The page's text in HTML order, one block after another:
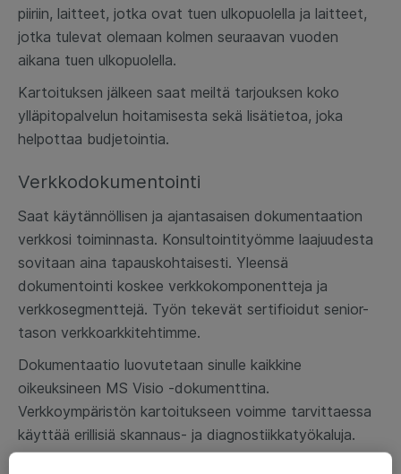
piiriin, laitteet, jotka ovat tuen ulkopuolella ja laitteet,
jotka tulevat olemaan kolmen seuraavan vuoden
aikana tuen ulkopuolella.
Kartoituksen jälkeen saat meiltä tarjouksen koko
ylläpitopalvelun hoitamisesta sekä lisätietoa, joka
helpottaa budjetointia.
Verkkodokumentointi
Saat käytännöllisen ja ajantasaisen dokumentaation
verkkosi toiminnasta. Konsultointityömme laajuudesta
sovitaan aina tapauskohtaisesti. Yleensä
dokumentointi koskee verkkokomponentteja ja
verkkosegmenttejä. Työn tekevät sertifioidut senior-
tason verkkoarkkitehtimme.
Dokumentaatio luovutetaan sinulle kaikkine
oikeuksineen MS Visio -dokumenttina.
Verkkoympäristön kartoitukseen voimme tarvittaessa
käyttää erillisiä skannaus- ja diagnostiikkatyökaluja.